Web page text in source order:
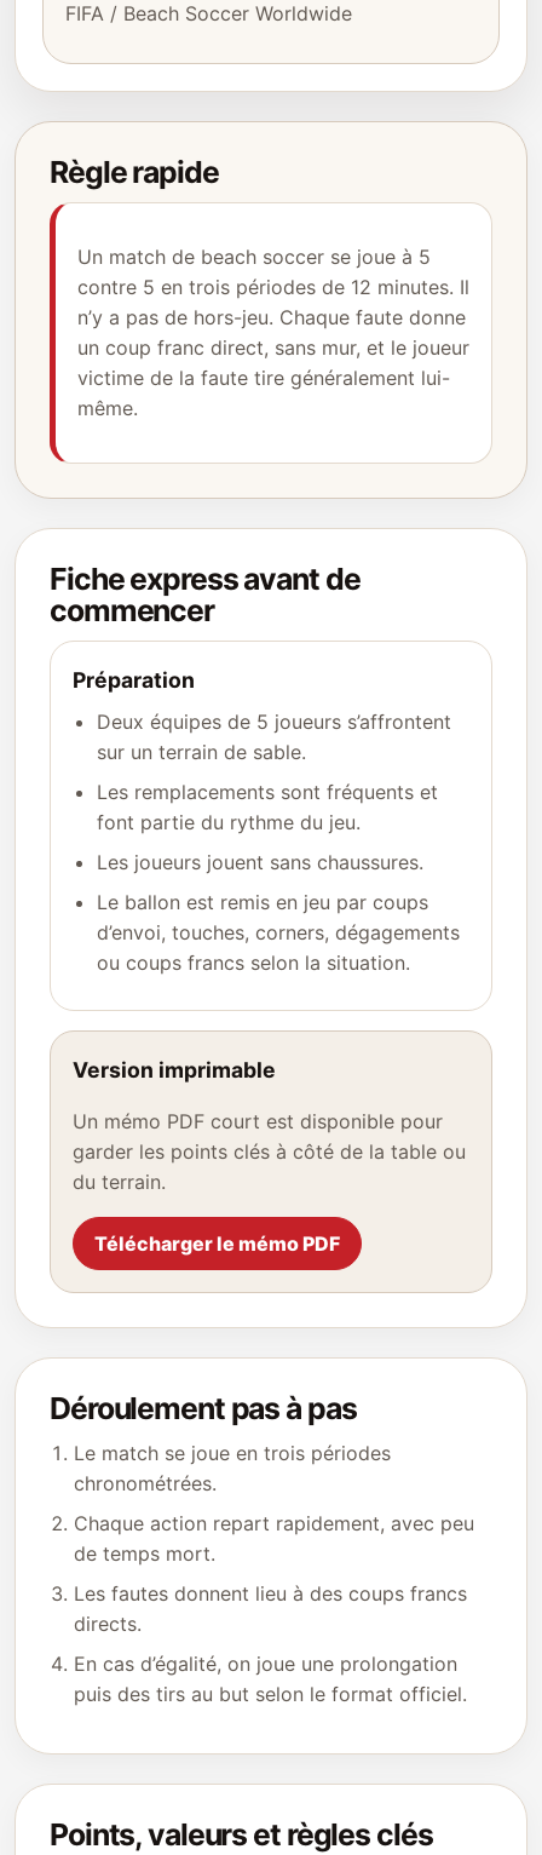
FIFA / Beach Soccer Worldwide
Règle rapide
Un match de beach soccer se joue à 5
contre 5 en trois périodes de 12 minutes. Il
n’y a pas de hors-jeu. Chaque faute donne
un coup franc direct, sans mur, et le joueur
victime de la faute tire généralement lui-
même.
Fiche express avant de
commencer
Préparation
Deux équipes de 5 joueurs s’affrontent
sur un terrain de sable.
Les remplacements sont fréquents et
font partie du rythme du jeu.
Les joueurs jouent sans chaussures.
Le ballon est remis en jeu par coups
d’envoi, touches, corners, dégagements
ou coups francs selon la situation.
Version imprimable
Un mémo PDF court est disponible pour
garder les points clés à côté de la table ou
du terrain.
Télécharger le mémo PDF
Déroulement pas à pas
Le match se joue en trois périodes
chronométrées.
Chaque action repart rapidement, avec peu
de temps mort.
Les fautes donnent lieu à des coups francs
directs.
En cas d’égalité, on joue une prolongation
puis des tirs au but selon le format officiel.
Points, valeurs et règles clés